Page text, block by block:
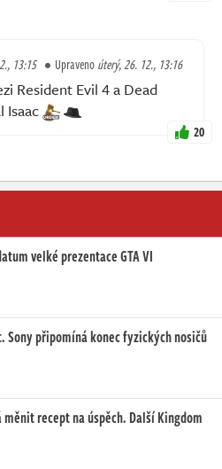
13:15 Upravenoúterý, 26. 12., 13:16
Resident Evil 4 a Dead
Isaac
20
velké prezentace GTA VI
Sony připomíná konec fyzických nosičů
recept na úspěch. Další Kingdom